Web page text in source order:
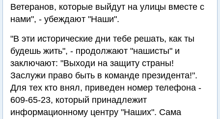
Ветеранов, которые выйдут на улицы вместе с
нами", - убеждают "Наши".
"В эти исторические дни тебе решать, как ты
будешь жить", - продолжают "нашисты" и
заключают: "Выходи на защиту страны!
Заслужи право быть в команде президента!".
Для тех кто внял, приведен номер телефона -
609-65-23, который принадлежит
информационному центру "Наших". Сама